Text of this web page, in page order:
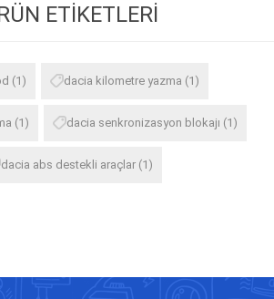
ETIKETLERI
(1) dacia kilometre yazma (1)
(1) dacia senkronizasyon blokajı (1)
dacia abs destekli araçlar (1)